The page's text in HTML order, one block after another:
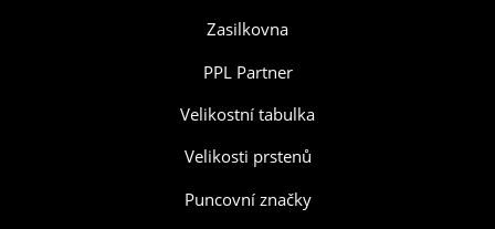
Zasilkovna
PPL Partner
Velikostní tabulka
Velikosti prstenů
Puncovní značky